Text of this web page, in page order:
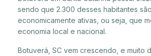
sendo que 2.300 desses habitantes
economicamente ativas, ou seja, que
economia local e nacional.
Botuverá, SC vem crescendo, e muito